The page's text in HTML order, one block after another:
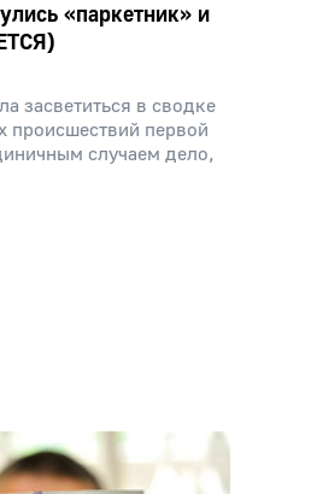
«паркетник» и
засветиться в сводке
происшествий первой
случаем дело,